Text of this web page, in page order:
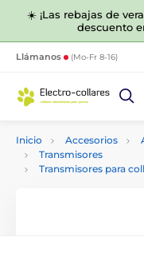
☀️ ¡Las rebajas de
descuento
Llámanos (Mo-Fr 8-16)
Inicio Accesorios
Transmisores
Transmisores para